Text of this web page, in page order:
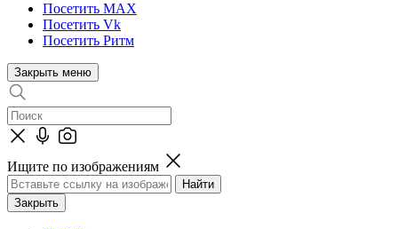
Посетить MAX
Посетить Vk
Посетить Ритм
Закрыть меню
Ищите по изображениям
Закрыть